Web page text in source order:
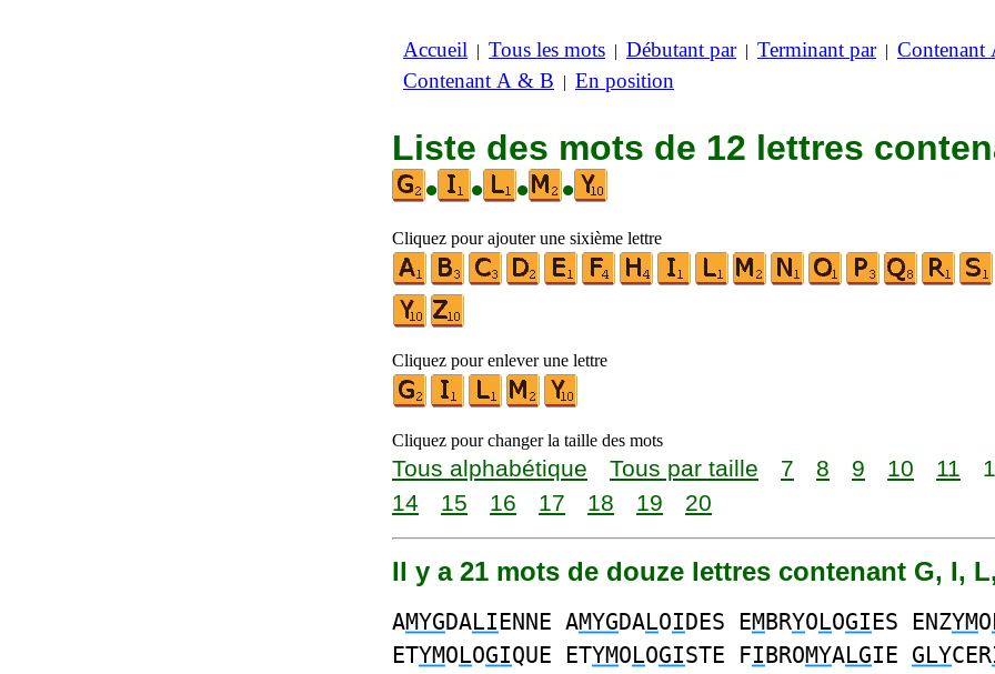
Accueil | Tous les mots | Débutant par| Terminant par| Contenant
Contenant A & B | En position
Liste des mots de 12 lettres
•
• • •
Cliquez pour ajouter une sixième lettre
Cliquez pour enlever une lettre
Cliquez pour changer la taille des mots
Tous alphabétique Tous par taille 7 8 9 10 11
14
15 16 17 18 19 20
Il y a 21 mots de douze lettres contenant G, I,
AMYGDALIENNE AMYGDALOIDES EMBRYOLOGIES ENZYMO
ETYMOLOGIQUE ETYMOLOGISTE FIBROMYALGIE GLYCER